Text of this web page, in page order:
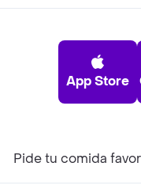
App Store
Pide tu comida